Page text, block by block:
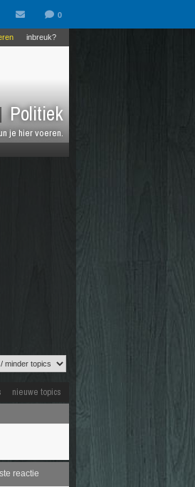
Politiek
je hier voeren.
inbreuk?
nieuwe topics
reactie